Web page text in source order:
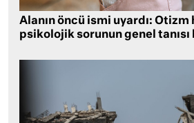
Alanın öncü ismi uyardı: Otizm
psikolojik sorunun genel